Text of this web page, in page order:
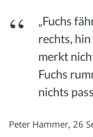
„Fuchs
rechts,
merkt
Fuchs
nichts
Peter Hammer, 26